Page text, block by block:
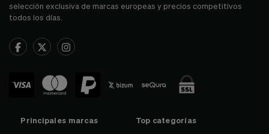
selección exclusiva de marcas europeas y precios competitivos
todos los días.
Principales marcas Top categorías